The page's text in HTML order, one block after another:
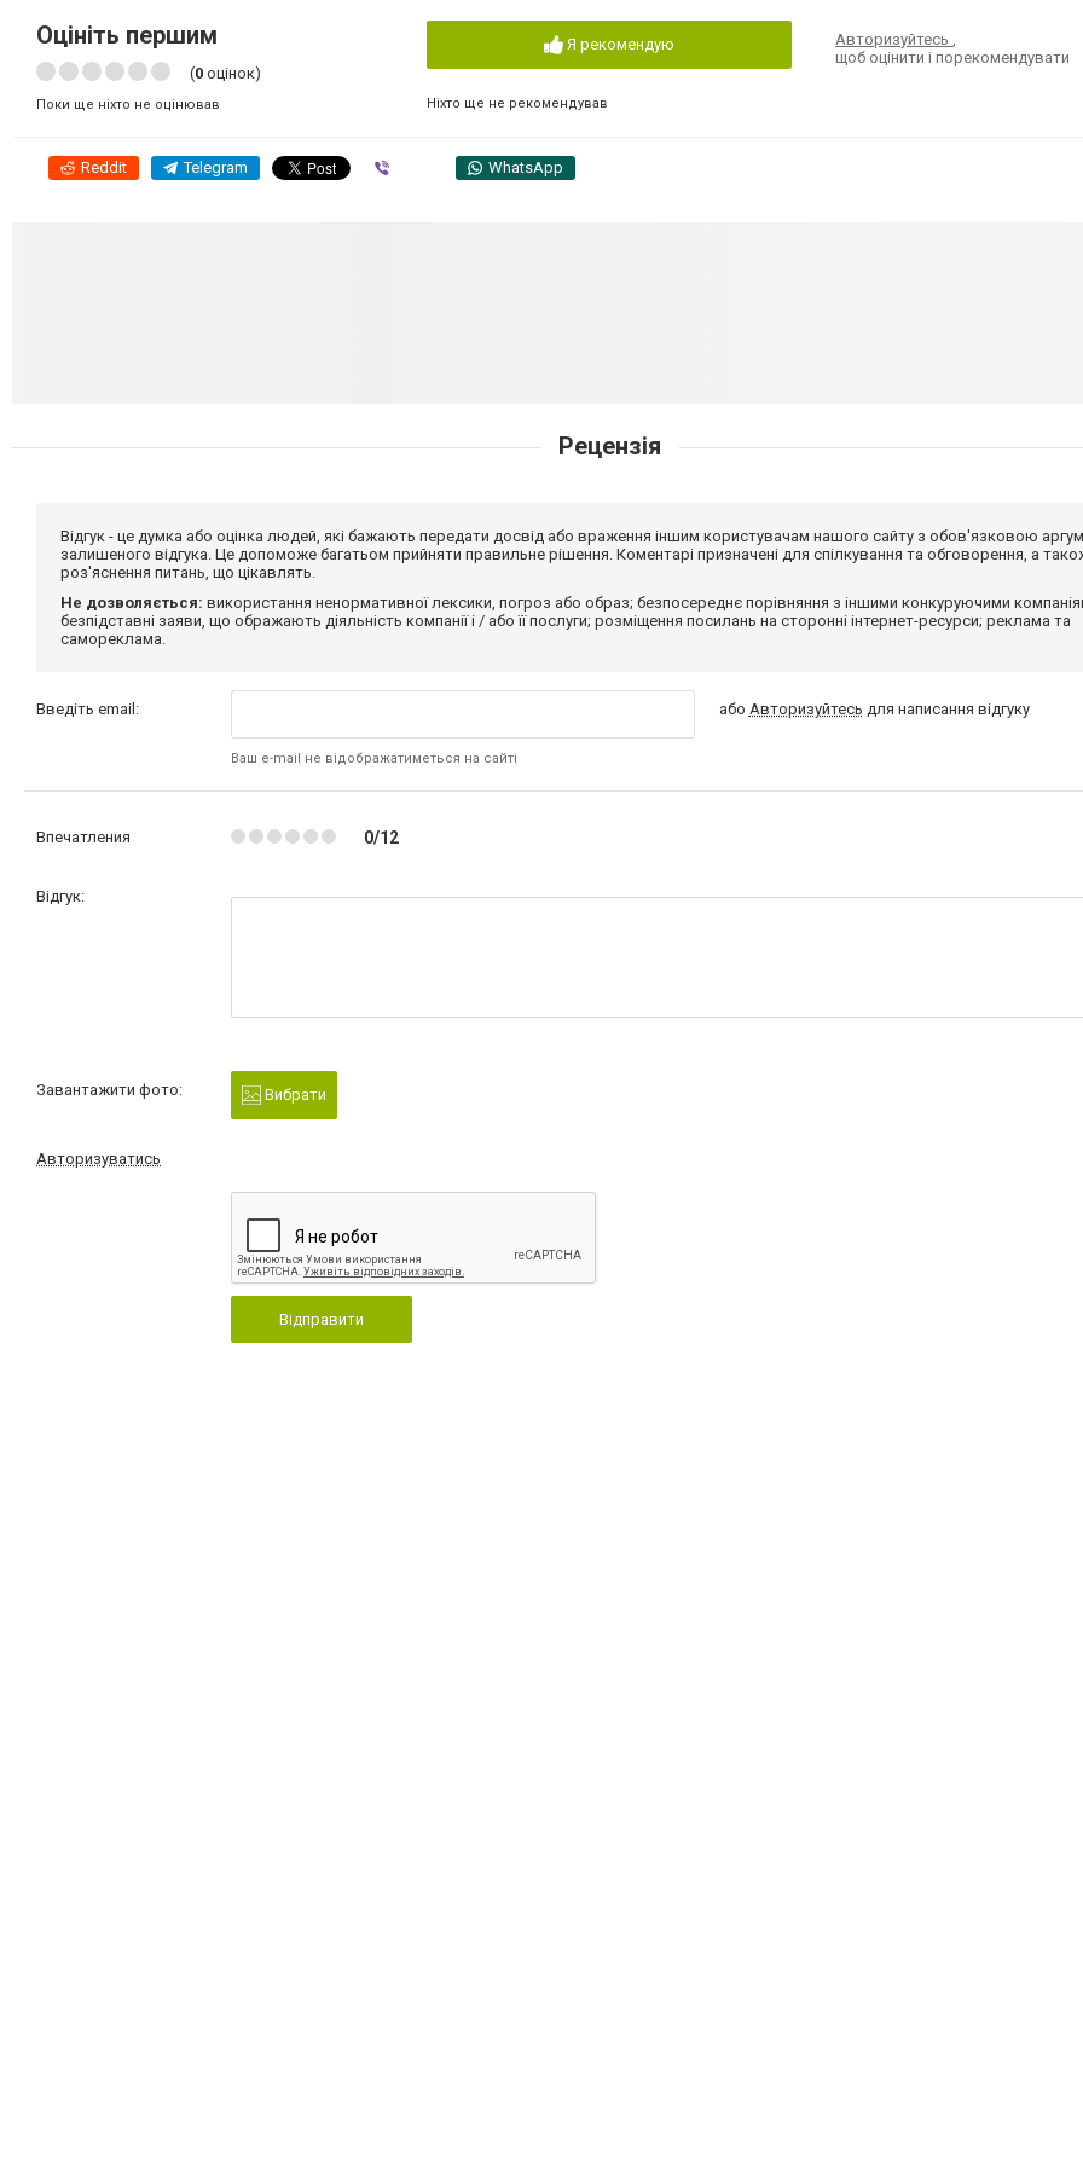
Оцініть першим
(0 оцінок)
Поки ще ніхто не оцінював
Я рекомендую
Ніхто ще не рекомендував
Авторизуйтесь
щоб оцінити і порекомендувати
Reddit Telegram WhatsApp
Рецензія
Відгук - це думка або оцінка людей, які бажають передати досвід або враження іншим користувачам нашого сайту з обов'язковою
залишеного відгука. Це допоможе багатьом прийняти правильне рішення. Коментарі призначені для спілкування та обговорення, а
роз'яснення питань, що цікавлять.
Не дозволяється: використання ненормативної лексики, погроз або образ; безпосереднє порівняння з іншими конкуруючими
безпідставні заяви, що ображають діяльність компанії і / або її послуги; розміщення посилань на сторонні інтернет-ресурси; реклама та
самореклама.
Введіть email:
Ваш e-mail не відображатиметься на сайті
або Авторизуйтесь для написання відгуку
Впечатления 0/12
Відгук:
Завантажити фото: Вибрати
Авторизуватись
Відправити